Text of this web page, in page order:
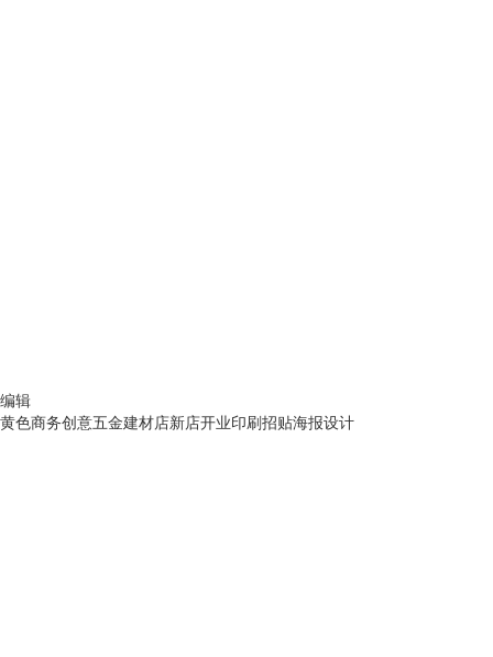
编辑
黄色商务创意五金建材店新店开业印刷招贴海报设计